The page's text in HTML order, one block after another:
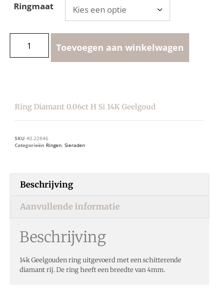
Ringmaat
Toevoegen aan winkelwagen
Ring Diamant 0.06ct H Si 14K Geelgoud
SKU 40.22846
Categorieën Ringen, Sieraden
Beschrijving
Aanvullende informatie
Beschrijving
14k Geelgouden ring uitgevoerd met een schitterende
diamant rij. De ring heeft een breedte van 4mm.